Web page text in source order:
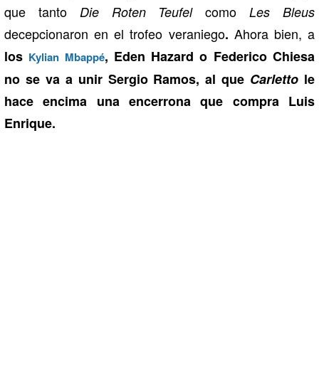
que tanto Die Roten TeufelcomoLes Bleus
decepcionaron en el trofeo veraniego. Ahora bien, a
los Kylian Mbappé, Eden Hazard o Federico Chiesa
no se va a unir Sergio Ramos, al que Carletto le
hace encima una encerrona que compra Luis
Enrique.